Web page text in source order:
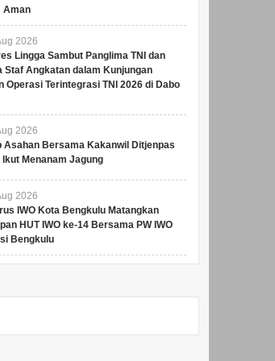
Aman
2026
Lingga Sambut Panglima TNI dan
Staf Angkatan dalam Kunjungan
Operasi Terintegrasi TNI 2026 di Dabo
2026
Asahan Bersama Kakanwil Ditjenpas
Ikut Menanam Jagung
2026
IWO Kota Bengkulu Matangkan
HUT IWO ke-14 Bersama PW IWO
Bengkulu